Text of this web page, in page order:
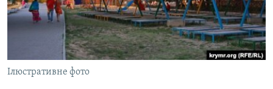
ВІДЕОУРОКИ «ELIFBE»
СВІДЧЕННЯ ОКУПАЦІЇ
УКРАЇНСЬКА ПРОБЛЕМА КРИМУ
ІНФОГРАФІКА
Русский
ДОЛУЧАЙСЯ!
Ілюстративне фото